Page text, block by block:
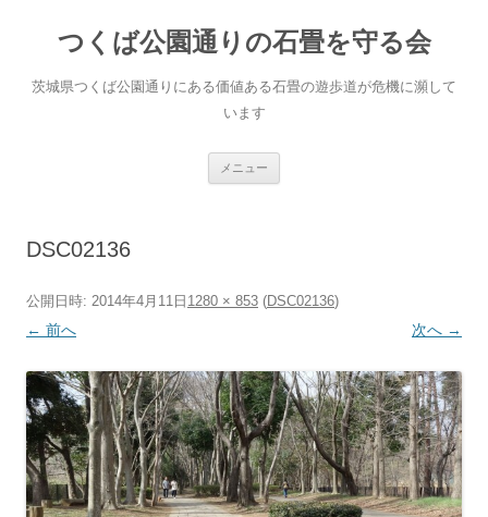
へ
ス
つくば公園通りの石畳を守る会
茨城県つくば公園通りにある価値ある石畳の遊歩道が危機に瀕して
います
メニュー
DSC02136
公開日時: 2014年4月11日 1280 × 853 (DSC02136)
← 前へ 次へ →